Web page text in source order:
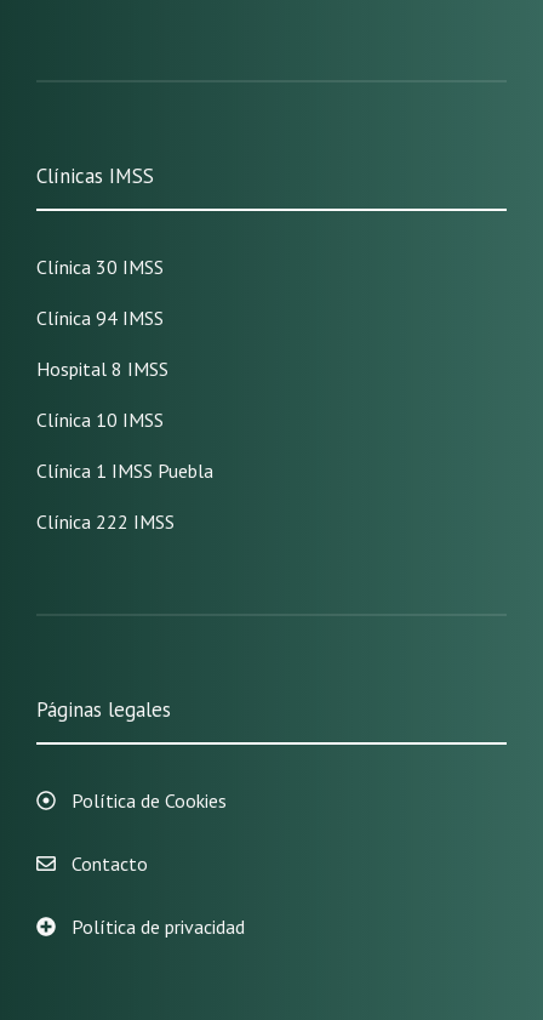
Clínicas IMSS
Clínica 30 IMSS
Clínica 94 IMSS
Hospital 8 IMSS
Clínica 10 IMSS
Clínica 1 IMSS Puebla
Clínica 222 IMSS
Páginas legales
Política de Cookies
Contacto
Política de privacidad